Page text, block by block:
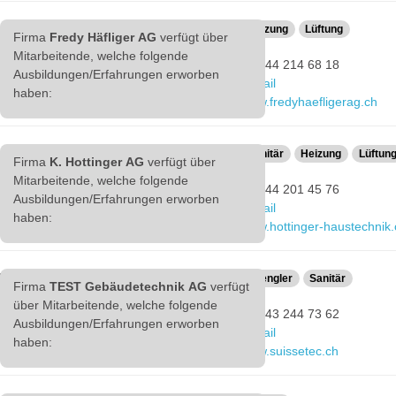
Fredy Häfliger AG
Planungsbetrieb
Bahnhofstrasse 71
8001 Zürich
Heizung Lüftung
+41 44 214 68 18
E-Mail
www.fredyhaefligerag.ch
Firma Fredy Häfliger AG verfügt über
Mitarbeitende, welche folgende
Ausbildungen/Erfahrungen erworben
haben:
K. Hottinger AG
Ausführender Betrieb
Talstrasse 62
8001 Zürich
Sanitär Heizung Lüftung
+41 44 201 45 76
E-Mail
www.hottinger-
Firma K. Hottinger AG verfügt über
Mitarbeitende, welche folgende
Ausbildungen/Erfahrungen erworben
haben:
TEST Gebäudetechnik AG
Hersteller/Lieferant
Auf der Mauer 11
8021 Zürich 1 Sihlpost
Spengler Sanitär
+41 43 244 73 62
E-Mail
www.suissetec.ch
Firma TEST Gebäudetechnik AG verfügt
über Mitarbeitende, welche folgende
Ausbildungen/Erfahrungen erworben
haben: